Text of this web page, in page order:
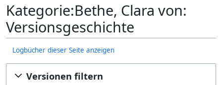
Kategorie:Bethe, Clara von:
Versionsgeschichte
Logbücher dieser Seite anzeigen
Versionen filtern